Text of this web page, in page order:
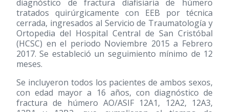
diagnóstico de fractura diafisiaria de húmero
tratados quirúrgicamente con EEB por técnica
cerrada, ingresados al Servicio de Traumatología y
Ortopedia del Hospital Central de San Cristóbal
(HCSC) en el periodo Noviembre 2015 a Febrero
2017. Se estableció un seguimiento mínimo de 12
meses.
Se incluyeron todos los pacientes de ambos sexos,
con edad mayor a 16 años, con diagnóstico de
fractura de húmero AO/ASIF 12A1, 12A2, 12A3,